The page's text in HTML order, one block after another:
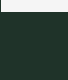
お買い物